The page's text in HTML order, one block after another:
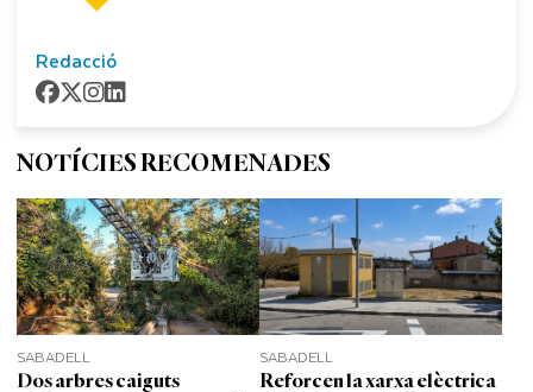
Redacció
NOTÍCIES RECOMENADES
SABADELL
Dos arbres caiguts
SABADELL
Reforcen la xarxa elèctrica